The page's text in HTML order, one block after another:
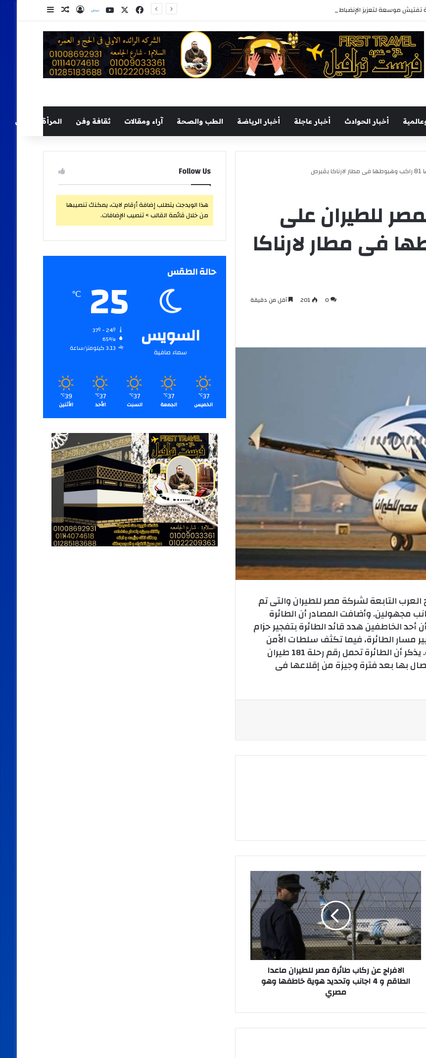
موسعة لتعزيز الإنضباط وتحسين مستوى الخدمات بأحياء المحافظة فيسبوك
‫X
‫YouTube
نلضتسجيل الدخول
مقال عشوائي
إضافة عمود
أخبار الحوادث أخبار عاجلة أخبار الرياضة الطب والصحة آراء ومقالات ثقافة وفن المرأة والطفل
للطيران على
فى مطار لارناكا
0
201 أقل من دقيقة
التابعة لشركة مصر للطيران والتى تم
مجهولين. وأضافت المصادر أن الطائرة
أحد الخاطفين هدد قائد الطائرة بتفجير حزام
مسار الطائرة، فيما تكثف سلطات الأمن
القبرصية من جهودها لكشف ملابسات الواقعة. يذكر أن الطائرة تحمل رقم رحلة 181 طيران
وتم فقدان الاتصال بها بعد فترة وجيزة من إقلاعها فى
الافراج
عن
ركاب
طائرة
مصر
للطيران
ماعدا
الطاقم
و
اجانب
خاطفها
مصري
الافراج عن ركاب طائرة مصر للطيران ماعدا
الطاقم و 4 اجانب وتحديد هوية خاطفها وهو
مصري
Follow Us
هذا الويدجت يتطلب إضافة أرقام لايت، يمكنك تنصيبها
من خلال قائمة القالب > تنصيب الإضافات.
حالة الطقس
السويس
سماء صافية
25
℃
65%
3.13 كيلومتر/ساعة
37
℃
الخميس
37
℃
الجمعة
37
℃
السبت
37
℃
الأحد
39
℃
الأثنين